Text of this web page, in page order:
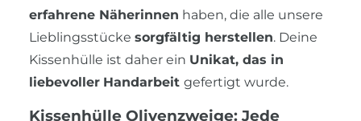
erfahrene Näherinnen haben, die alle unsere
Lieblingsstücke sorgfältig herstellen. Deine
Kissenhülle ist daher ein Unikat, das in
liebevoller Handarbeit gefertigt wurde.
Kissenhülle Olivenzweige: Jede